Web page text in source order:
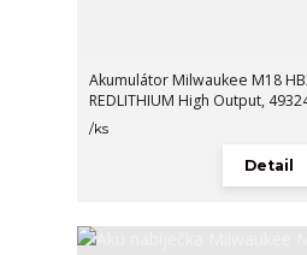
Akumulátor Milwaukee M18
REDLITHIUM High Output,
/ks
Detail